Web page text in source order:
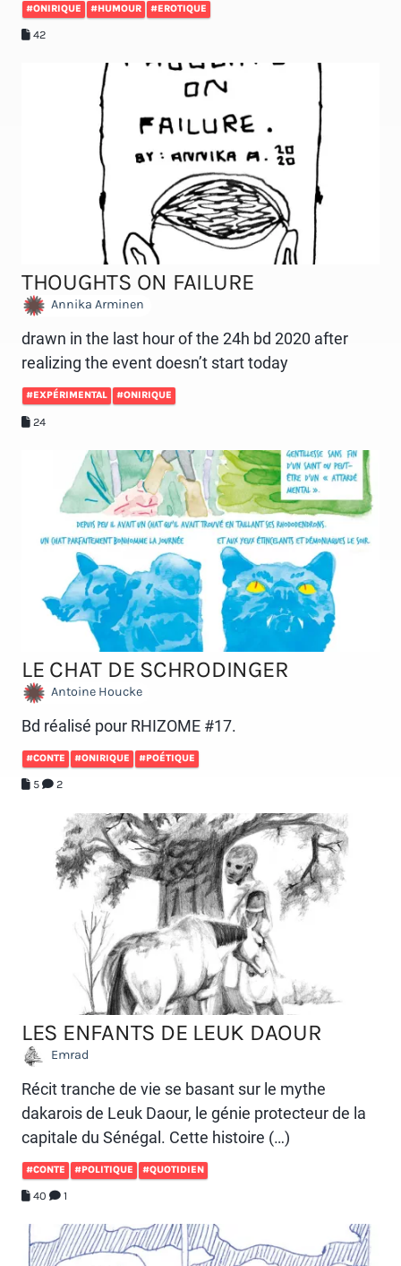
#ONIRIQUE #HUMOUR #EROTIQUE
42
THOUGHTS ON FAILURE
Annika Arminen
drawn in the last hour of the 24h bd 2020 after
realizing the event doesn’t start today
#EXPÉRIMENTAL #ONIRIQUE
24
LE CHAT DE SCHRODINGER
Antoine Houcke
Bd réalisé pour RHIZOME #17.
#CONTE #ONIRIQUE #POÉTIQUE
5 2
LES ENFANTS DE LEUK DAOUR
Emrad
Récit tranche de vie se basant sur le mythe
dakarois de Leuk Daour, le génie protecteur de la
capitale du Sénégal. Cette histoire (…)
#CONTE #POLITIQUE #QUOTIDIEN
40 1